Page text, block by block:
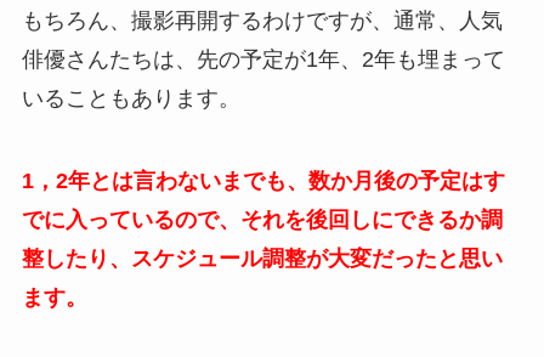
もちろん、撮影再開するわけですが、通常、人気
俳優さんたちは、先の予定が1年、2年も埋まって
いることもあります。
1，2年とは言わないまでも、数か月後の予定はす
でに入っているので、それを後回しにできるか調
整したり、スケジュール調整が大変だったと思い
ます。